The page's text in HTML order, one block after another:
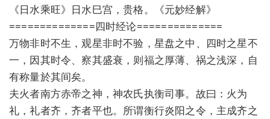
《日水乘旺》日水巳宫，贵格。《元妙经解》
==============四时经论==============
万物非时不生，观星非时不验，星盘之中、四时之星不
一，因其时令、察其盛衰，则福之厚薄、祸之浅深，自
有称量於其间矣。
夫火者南方赤帝之神，神农氏执衡司事。故曰：火为
礼，礼者齐，齐者平也。所谓衡行炎阳之令，主成齐之